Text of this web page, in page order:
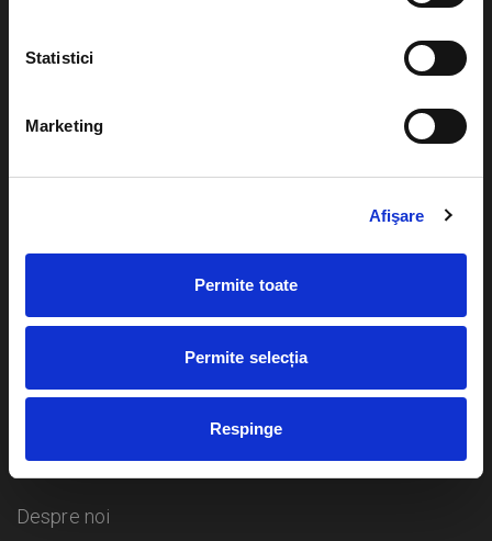
Statistici
Marketing
Afişare
Permite toate
Permite selecția
Respinge
Cum comand bilete?
eBilet printat acasa
Returnare bilete
Sport
Cultura
Calendar
Despre noi